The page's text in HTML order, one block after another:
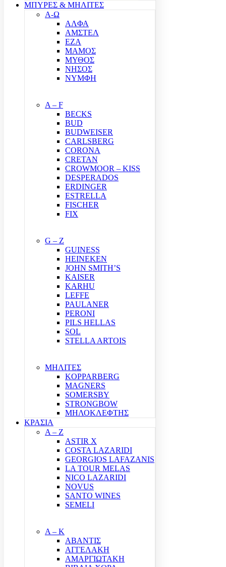
ΜΠΥΡΕΣ & ΜΗΛΙΤΕΣ
Α-Ω
ΑΛΦΑ
ΑΜΣΤΕΛ
ΕΖΑ
ΜΑΜΟΣ
ΜΥΘΟΣ
ΝΗΣΟΣ
ΝΥΜΦΗ
A – F
BECKS
BUD
BUDWEISER
CARLSBERG
CORONA
CRETAN
CROWMOOR – KISS
DESPERADOS
ERDINGER
ESTRELLA
FISCHER
FIX
G – Z
GUINESS
HEINEKEN
JOHN SMITH’S
KAISER
KARHU
LEFFE
PAULANER
PERONI
PILS HELLAS
SOL
STELLA ARTOIS
ΜΗΛΙΤΕΣ
KOPPARBERG
MAGNERS
SOMERSBY
STRONGBOW
ΜΗΛΟΚΛΕΦΤΗΣ
ΚΡΑΣΙΑ
A – Z
ASTIR X
COSTA LAZARIDI
GEORGIOS LAFAZANIS
LA TOUR MELAS
NICO LAZARIDI
NOVUS
SANTO WINES
SEMELI
Α – Κ
ΑΒΑΝΤΙΣ
ΑΓΓΕΛΑΚΗ
ΑΜΑΡΓΙΩΤΑΚΗ